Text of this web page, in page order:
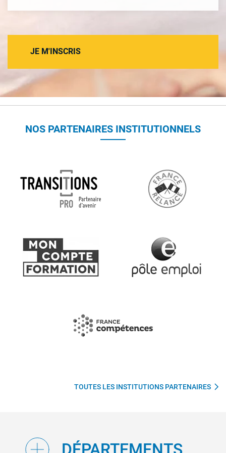
JE M'INSCRIS
NOS PARTENAIRES INSTITUTIONNELS
TOUTES LES INSTITUTIONS PARTENAIRES